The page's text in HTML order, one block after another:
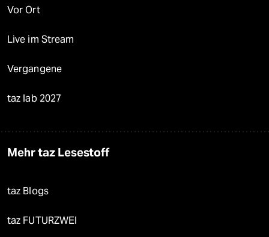
Vor Ort
Live im Stream
Vergangene
taz lab 2027
Mehr taz Lesestoff
taz Blogs
taz FUTURZWEI